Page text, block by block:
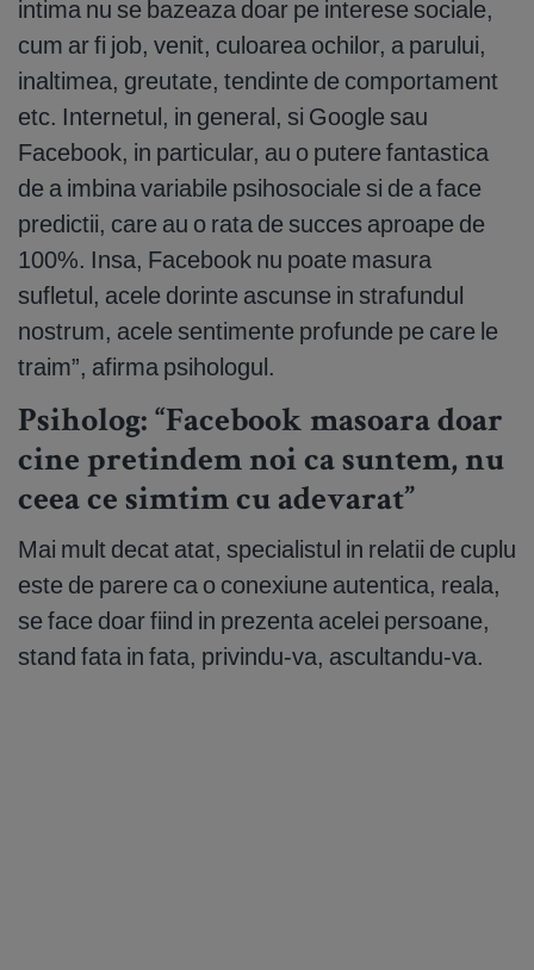
intima nu se bazeaza doar pe interese sociale,
cum ar fi job, venit, culoarea ochilor, a parului,
inaltimea, greutate, tendinte de comportament
etc. Internetul, in general, si Google sau
Facebook, in particular, au o putere fantastica
de a imbina variabile psihosociale si de a face
predictii, care au o rata de succes aproape de
100%. Insa, Facebook nu poate masura
sufletul, acele dorinte ascunse in strafundul
nostrum, acele sentimente profunde pe care le
traim”, afirma psihologul.
Psiholog: “Facebook masoara doar
cine pretindem noi ca suntem, nu
ceea ce simtim cu adevarat”
Mai mult decat atat, specialistul in relatii de cuplu
este de parere ca o conexiune autentica, reala,
se face doar fiind in prezenta acelei persoane,
stand fata in fata, privindu-va, ascultandu-va.